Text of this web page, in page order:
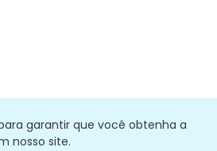
garantir que você obtenha a
nosso site.